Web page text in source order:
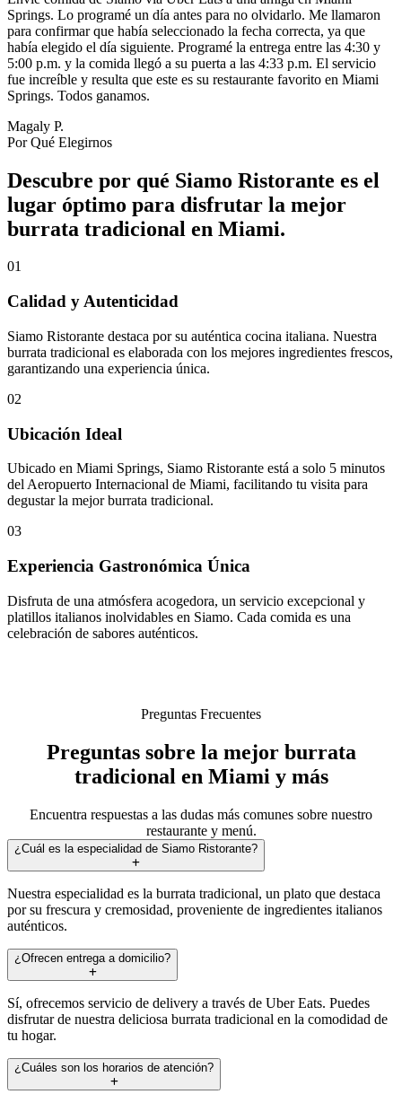
Springs. Lo programé un día antes para no olvidarlo. Me llamaron
para confirmar que había seleccionado la fecha correcta, ya que
había elegido el día siguiente. Programé la entrega entre las 4:30 y
5:00 p.m. y la comida llegó a su puerta a las 4:33 p.m. El servicio
fue increíble y resulta que este es su restaurante favorito en Miami
Springs. Todos ganamos.
Magaly P.
Por Qué Elegirnos
Descubre por qué Siamo Ristorante es el
lugar óptimo para disfrutar la mejor
burrata tradicional en Miami.
01
Calidad y Autenticidad
Siamo Ristorante destaca por su auténtica cocina italiana. Nuestra
burrata tradicional es elaborada con los mejores ingredientes frescos,
garantizando una experiencia única.
02
Ubicación Ideal
Ubicado en Miami Springs, Siamo Ristorante está a solo 5 minutos
del Aeropuerto Internacional de Miami, facilitando tu visita para
degustar la mejor burrata tradicional.
03
Experiencia Gastronómica Única
Disfruta de una atmósfera acogedora, un servicio excepcional y
platillos italianos inolvidables en Siamo. Cada comida es una
celebración de sabores auténticos.
Preguntas Frecuentes
Preguntas sobre la mejor burrata
tradicional en Miami y más
Encuentra respuestas a las dudas más comunes sobre nuestro
restaurante y menú.
¿Cuál es la especialidad de Siamo Ristorante?
Nuestra especialidad es la burrata tradicional, un plato que destaca
por su frescura y cremosidad, proveniente de ingredientes italianos
auténticos.
¿Ofrecen entrega a domicilio?
Sí, ofrecemos servicio de delivery a través de Uber Eats. Puedes
disfrutar de nuestra deliciosa burrata tradicional en la comodidad de
tu hogar.
¿Cuáles son los horarios de atención?